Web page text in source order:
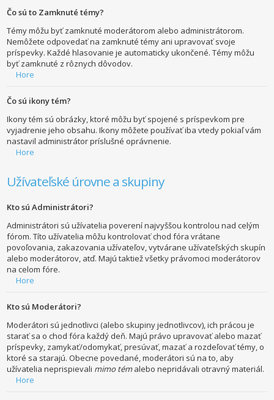
Čo sú to Zamknuté témy?
Témy môžu byť zamknuté moderátorom alebo administrátorom.
Nemôžete odpovedať na zamknuté témy ani upravovať svoje
príspevky. Každé hlasovanie je automaticky ukončené. Témy môžu
byť zamknuté z rôznych dôvodov.
Hore
Čo sú ikony tém?
Ikony tém sú obrázky, ktoré môžu byť spojené s príspevkom pre
vyjadrenie jeho obsahu. Ikony môžete používať iba vtedy pokiaľ vám
nastavil administrátor príslušné oprávnenie.
Hore
Užívateľské úrovne a skupiny
Kto sú Administrátori?
Administrátori sú užívatelia poverení najvyššou kontrolou nad celým
fórom. Títo užívatelia môžu kontrolovať chod fóra vrátane
povoľovania, zakazovania užívateľov, vytvárane užívateľských skupín
alebo moderátorov, atď. Majú taktiež všetky právomoci moderátorov
na celom fóre.
Hore
Kto sú Moderátori?
Moderátori sú jednotlivci (alebo skupiny jednotlivcov), ich prácou je
starať sa o chod fóra každý deň. Majú právo upravovať alebo mazať
príspevky, zamykať/odomykať, presúvať, mazať a rozdeľovať témy, o
ktoré sa starajú. Obecne povedané, moderátori sú na to, aby
užívatelia neprispievali mimo témalebo nepridávali otravný materiál.
Hore